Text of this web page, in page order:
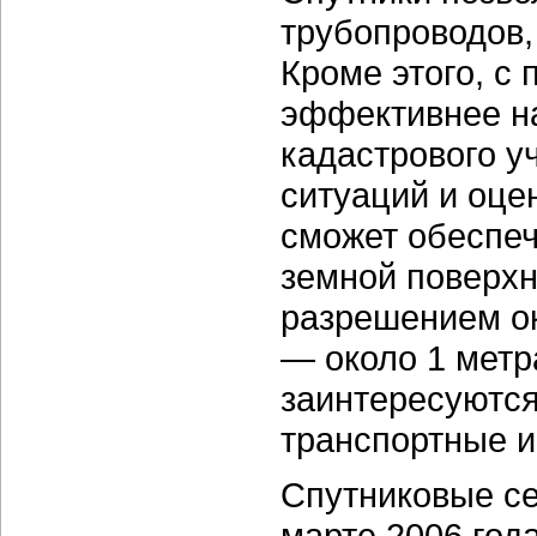
Кроме этого,
эффективнее
кадастрового
ситуаций и
сможет
земной
разрешением
— около 1
транспортные
Спутниковые